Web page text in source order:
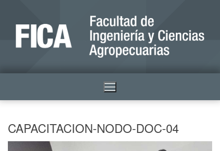
CAPACITACION-NODO-DOC-04